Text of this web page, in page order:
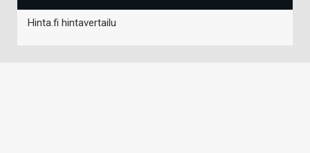
Hinta.fi hintavertailu